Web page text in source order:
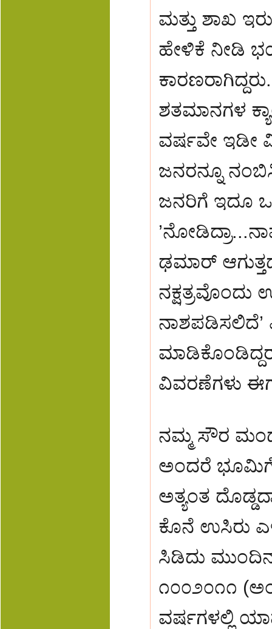
ಮತ್ತು ಶಾಖ
ಹೇಳಿಕೆ ನೀಡಿ
ಶತಮಾನಗಳ
ವರ್ಷವೇ ಇಡೀ
ಜನರನ್ನೂ
ಜನರಿಗೆ ಇದೂ
ಢಮಾರ್
ನಾಶಪಡಿಸಲಿದೆ’
ವಿವರಣೆಗಳು
ನಮ್ಮ ಸೌರ
ಅಂದರೆ ಭೂಮಿಗೆ
ಅತ್ಯಂತ
ಕೊನೆ ಉಸಿರು
ಸಿಡಿದು ಮುಂದಿನ
೧೦೦೨೦೧೧
ವರ್ಷಗಳಲ್ಲಿ